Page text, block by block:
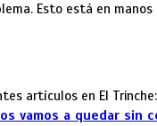
Esto está en
artículos en El Trinche:
vamos a quedar sin